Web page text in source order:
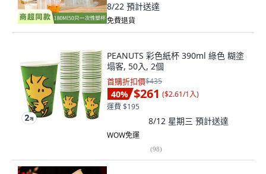
8/22 預計送達
免費退貨
PEANUTS 彩色紙杯 390ml 綠色 糊塗
塌客, 50入, 2個
首購折扣價$435
40% $261 ($2.61/1入)
運費 $195
8/12 星期三 預計送達
WOW免運
(98)